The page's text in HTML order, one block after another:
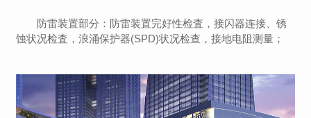
防雷装置部分：防雷装置完好性检査，接闪器连接、锈
蚀状况检査，浪涌保护器(SPD)状况检查，接地电阻测量；